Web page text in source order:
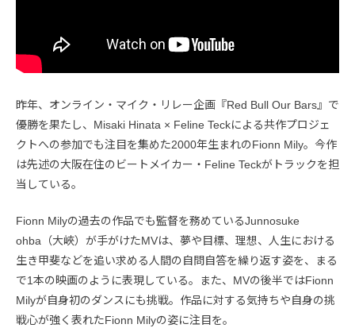
昨年、オンライン・マイク・リレー企画『Red Bull Our Bars』で
優勝を果たし、Misaki Hinata × Feline Teckによる共作プロジェ
クトへの参加でも注目を集めた2000年生まれのFionn Mily。今作
は先述の大阪在住のビートメイカー・Feline Teckがトラックを担
当している。
Fionn Milyの過去の作品でも監督を務めているJunnosuke
ohba（大峽）が手がけたMVは、夢や目標、理想、人生における
生き甲斐などを追い求める人間の自問自答を繰り返す姿を、まる
で1本の映画のように表現している。また、MVの後半ではFionn
Milyが自身初のダンスにも挑戦。作品に対する気持ちや自身の挑
戦心が強く表れたFionn Milyの姿に注目を。